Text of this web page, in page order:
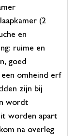
(2
en
ruime en
goed
omheind erf
zijn bij
wordt
worden apart
na overleg